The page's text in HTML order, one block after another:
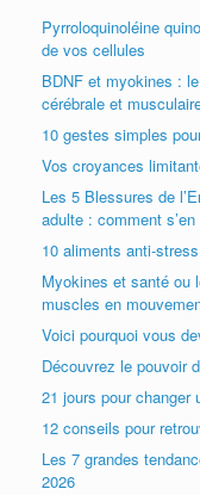
Pyrroloquinoléine
de vos cellules
BDNF et myokines :
cérébrale et
10 gestes simples
Vos croyances
Les 5 Blessures de
adulte : comment
10 aliments anti-stress
Myokines et santé ou
muscles en
Voici pourquoi vous
Découvrez le pouvoir
21 jours pour changer
12 conseils pour
Les 7 grandes
2026